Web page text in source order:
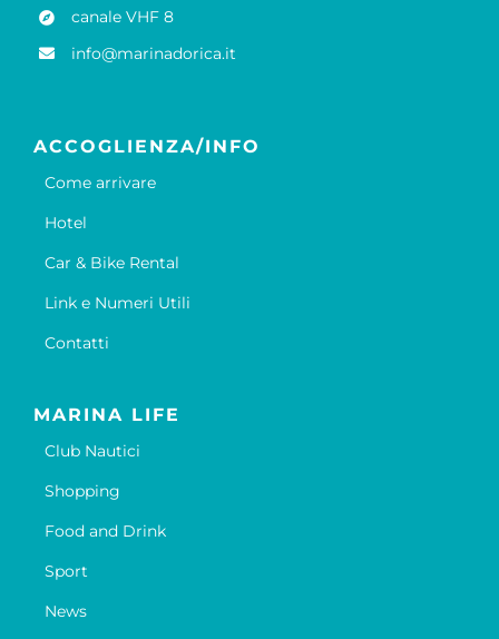
canale VHF 8
info@marinadorica.it
ACCOGLIENZA/INFO
Come arrivare
Hotel
Car & Bike Rental
Link e Numeri Utili
Contatti
MARINA LIFE
Club Nautici
Shopping
Food and Drink
Sport
News